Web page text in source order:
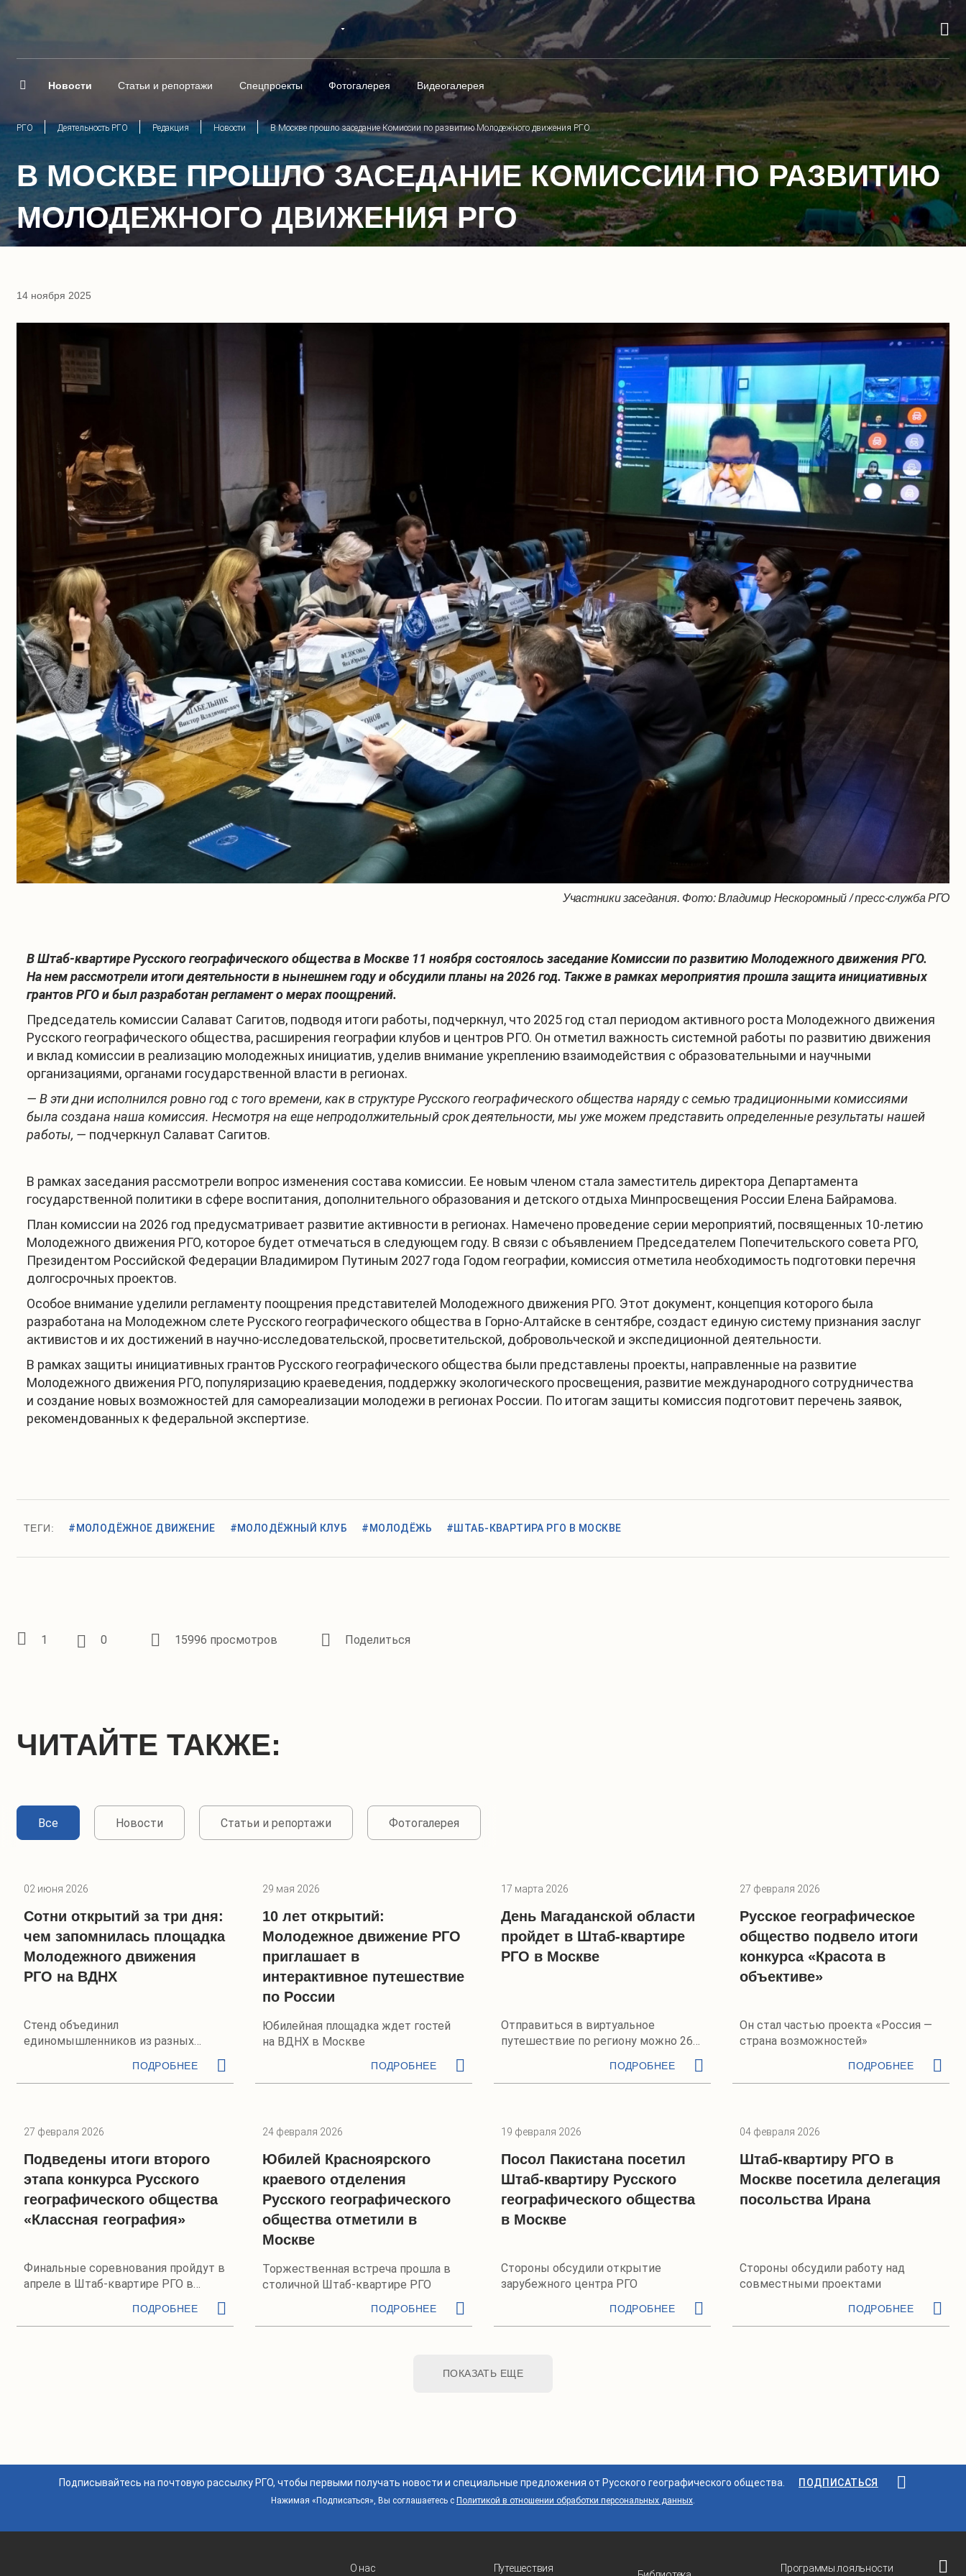
Новости Статьи и репортажи Спецпроекты Фотогалерея Видеогалерея
РГО Деятельность РГО Редакция Новости В Москве прошло заседание Комиссии по развитию Молодежного движения РГО
В МОСКВЕ ПРОШЛО ЗАСЕДАНИЕ КОМИССИИ ПО РАЗВИТИЮ
МОЛОДЕЖНОГО ДВИЖЕНИЯ РГО
14 ноября 2025
Участники заседания. Фото: Владимир Нескоромный / пресс-служба РГО
В Штаб-квартире Русского географического общества в Москве 11 ноября состоялось заседание Комиссии по развитию Молодежного движения РГО.
На нем рассмотрели итоги деятельности в нынешнем году и обсудили планы на 2026 год. Также в рамках мероприятия прошла защита инициативных
грантов РГО и был разработан регламент о мерах поощрений.
Председатель комиссии Салават Сагитов, подводя итоги работы, подчеркнул, что 2025 год стал периодом активного роста Молодежного движения
Русского географического общества, расширения географии клубов и центров РГО. Он отметил важность системной работы по развитию движения
и вклад комиссии в реализацию молодежных инициатив, уделив внимание укреплению взаимодействия с образовательными и научными
организациями, органами государственной власти в регионах.
— В эти дни исполнился ровно год с того времени, как в структуре Русского географического общества наряду с семью традиционными комиссиями
была создана наша комиссия. Несмотря на еще непродолжительный срок деятельности, мы уже можем представить определенные результаты нашей
работы, — подчеркнул Салават Сагитов.
В рамках заседания рассмотрели вопрос изменения состава комиссии. Ее новым членом стала заместитель директора Департамента
государственной политики в сфере воспитания, дополнительного образования и детского отдыха Минпросвещения России Елена Байрамова.
План комиссии на 2026 год предусматривает развитие активности в регионах. Намечено проведение серии мероприятий, посвященных 10-летию
Молодежного движения РГО, которое будет отмечаться в следующем году. В связи с объявлением Председателем Попечительского совета РГО,
Президентом Российской Федерации Владимиром Путиным 2027 года Годом географии, комиссия отметила необходимость подготовки перечня
долгосрочных проектов.
Особое внимание уделили регламенту поощрения представителей Молодежного движения РГО. Этот документ, концепция которого была
разработана на Молодежном слете Русского географического общества в Горно-Алтайске в сентябре, создаст единую систему признания заслуг
активистов и их достижений в научно-исследовательской, просветительской, добровольческой и экспедиционной деятельности.
В рамках защиты инициативных грантов Русского географического общества были представлены проекты, направленные на развитие
Молодежного движения РГО, популяризацию краеведения, поддержку экологического просвещения, развитие международного сотрудничества
и создание новых возможностей для самореализации молодежи в регионах России. По итогам защиты комиссия подготовит перечень заявок,
рекомендованных к федеральной экспертизе.
ТЕГИ: #МОЛОДЁЖНОЕ ДВИЖЕНИЕ #МОЛОДЁЖНЫЙ КЛУБ #МОЛОДЁЖЬ #ШТАБ-КВАРТИРА РГО В МОСКВЕ
1 0 15996 просмотров
ЧИТАЙТЕ ТАКЖЕ:
Все Новости Статьи и репортажи Фотогалерея
02 июня 2026
Сотни открытий за три дня:
чем запомнилась площадка
Молодежного движения
РГО на ВДНХ
Стенд объединил
единомышленников из разных
ПОДРОБНЕЕ
29 мая 2026
10 лет открытий:
Молодежное движение РГО
приглашает в
интерактивное путешествие
по России
Юбилейная площадка ждет гостей
на ВДНХ в Москве
ПОДРОБНЕЕ
17 марта 2026
День Магаданской области
пройдет в Штаб-квартире
РГО в Москве
Отправиться в виртуальное
путешествие по региону можно 26
ПОДРОБНЕЕ
27 февраля 2026
Русское географическое
общество подвело итоги
конкурса «Красота в
объективе»
Он стал частью проекта «Россия —
страна возможностей»
ПОДРОБНЕЕ
27 февраля 2026
Подведены итоги второго
этапа конкурса Русского
географического общества
«Классная география»
Финальные соревнования пройдут в
апреле в Штаб-квартире РГО в
ПОДРОБНЕЕ
24 февраля 2026
Юбилей Красноярского
краевого отделения
Русского географического
общества отметили в
Москве
Торжественная встреча прошла в
столичной Штаб-квартире РГО
ПОДРОБНЕЕ
19 февраля 2026
Посол Пакистана посетил
Штаб-квартиру Русского
географического общества
в Москве
Стороны обсудили открытие
зарубежного центра РГО
ПОДРОБНЕЕ
04 февраля 2026
Штаб-квартиру РГО в
Москве посетила делегация
посольства Ирана
Стороны обсудили работу над
совместными проектами
ПОДРОБНЕЕ
ПОКАЗАТЬ ЕЩЕ
Подписывайтесь на почтовую рассылку РГО, чтобы первыми получать новости и специальные предложения от Русского географического общества. ПОДПИСАТЬСЯ
Нажимая «Подписаться», Вы соглашаетесь с Политикой в отношении обработки персональных данных.
О нас Путешествия Программы лояльности